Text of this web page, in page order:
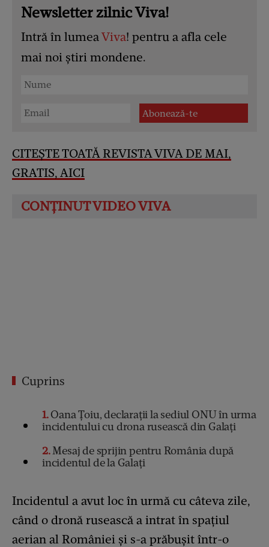
Newsletter zilnic Viva!
Intră în lumeaViva! pentru a afla cele
mai noi știri mondene.
CITEȘTE TOATĂ REVISTA VIVA DE MAI,
GRATIS, AICI
Cuprins
1Oana Țoiu, declarații la sediul ONU în urma
incidentului cu drona rusească din Galați
2Mesaj de sprijin pentru România după
incidentul de la Galați
Incidentul a avut loc în urmă cu câteva zile,
când o dronă rusească a intrat în spațiul
aerian al României și s-a prăbușit într-o